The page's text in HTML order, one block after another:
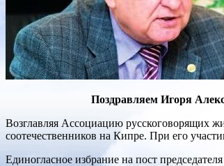
Поздравляем Игоря
Возглавляя Ассоциацию русскоговорящих
соотечественников на Кипре. При его
Единогласное избрание на пост